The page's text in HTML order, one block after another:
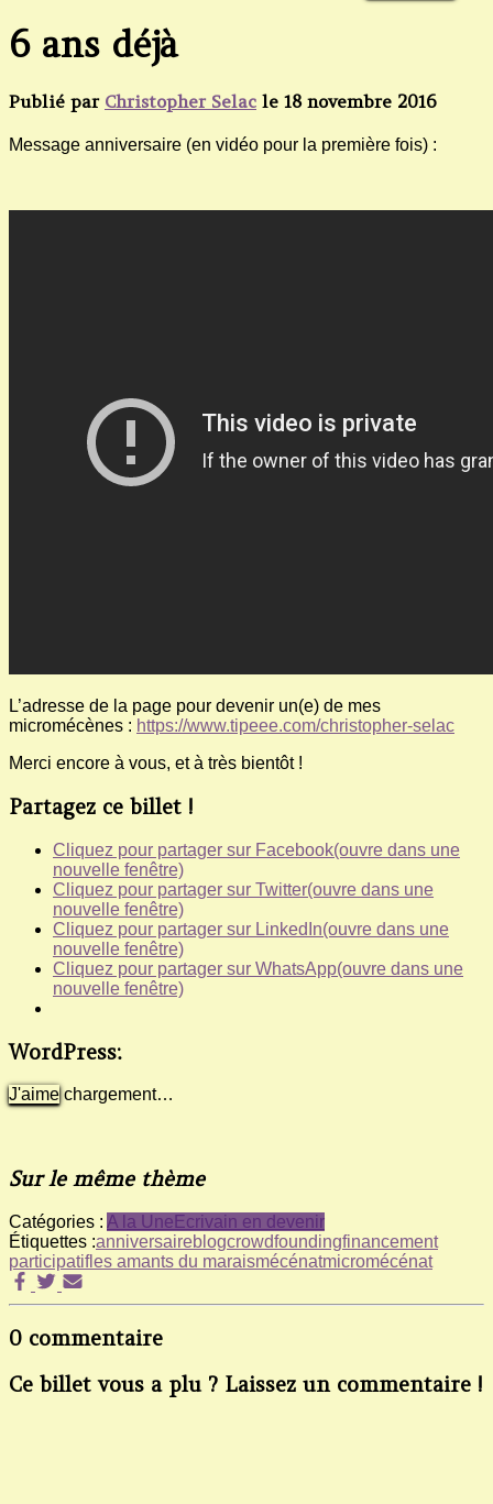
6 ans déjà
Publié par Christopher Selac le 18 novembre 2016
Message anniversaire (en vidéo pour la première fois) :
L’adresse de la page pour devenir un(e) de mes
micromécènes : https://www.tipeee.com/christopher-selac
Merci encore à vous, et à très bientôt !
Partagez ce billet !
Cliquez pour partager sur Facebook(ouvre dans une
nouvelle fenêtre)
Cliquez pour partager sur Twitter(ouvre dans une
nouvelle fenêtre)
Cliquez pour partager sur LinkedIn(ouvre dans une
nouvelle fenêtre)
Cliquez pour partager sur WhatsApp(ouvre dans une
nouvelle fenêtre)
WordPress:
J'aime chargement…
Sur le même thème
Catégories : A la Une Ecrivain en devenir
Étiquettes :anniversaireblogcrowdfoundingfinancement
participatifles amants du maraismécénatmicromécénat
0 commentaire
Ce billet vous a plu ? Laissez un commentaire !